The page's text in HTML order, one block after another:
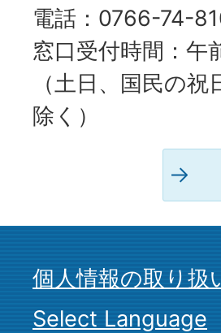
電話：0766-74-
窓口受付時間：午
（土日、国民の
除く）
個人情報の取り扱
Select Language